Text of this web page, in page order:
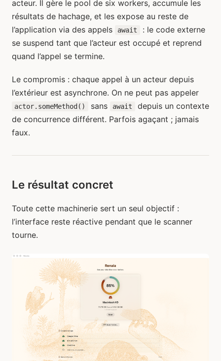
acteur. Il gère le pool de six workers, accumule les
résultats de hachage, et les expose au reste de
l’application via des appels
await
: le code externe
se suspend tant que l’acteur est occupé et reprend
quand l’appel se termine.
Le compromis : chaque appel à un acteur depuis
l’extérieur est asynchrone. On ne peut pas appeler
actor.someMethod() sans await
depuis un contexte
de concurrence différent. Parfois agaçant ; jamais
faux.
Le résultat concret
Toute cette machinerie sert un seul objectif :
l’interface reste réactive pendant que le scanner
tourne.